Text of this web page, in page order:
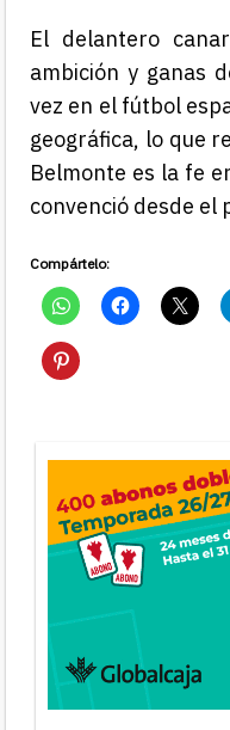
El delantero
ambición y ganas
vez en el fútbol
geográfica, lo que
Belmonte es la fe
convenció desde el
Compártelo: